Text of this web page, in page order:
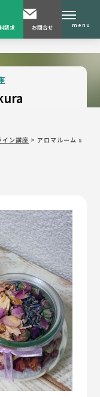
請求 お問合せ menu
イン講座 > アロマルーム s